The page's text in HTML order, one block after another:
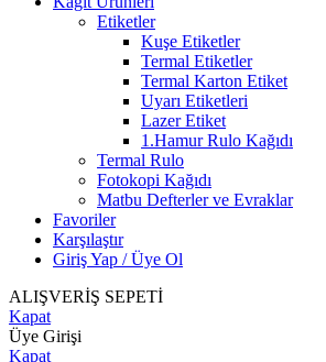
Etiketler
Kuşe Etiketler
Termal Etiketler
Termal Karton Etiket
Uyarı Etiketleri
Lazer Etiket
1.Hamur Rulo Kağıdı
Termal Rulo
Fotokopi Kağıdı
Matbu Defterler ve Evraklar
Favoriler
Karşılaştır
Giriş Yap / Üye Ol
ALIŞVERİŞ SEPETİ
Kapat
Üye Girişi
Kapat